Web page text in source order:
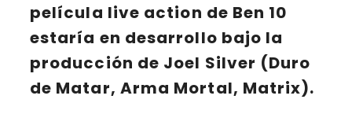
película live action de Ben 10
estaría en desarrollo bajo la
producción de Joel Silver (Duro
de Matar, Arma Mortal, Matrix).